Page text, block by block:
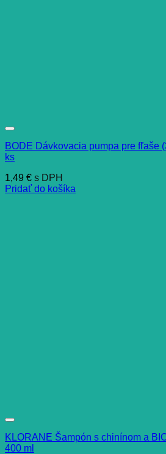
BODE Dávkovacia pumpa pre fľaše
ks
1,49 € s DPH
Pridať do košíka
KLORANE Šampón s chinínom a
400 ml